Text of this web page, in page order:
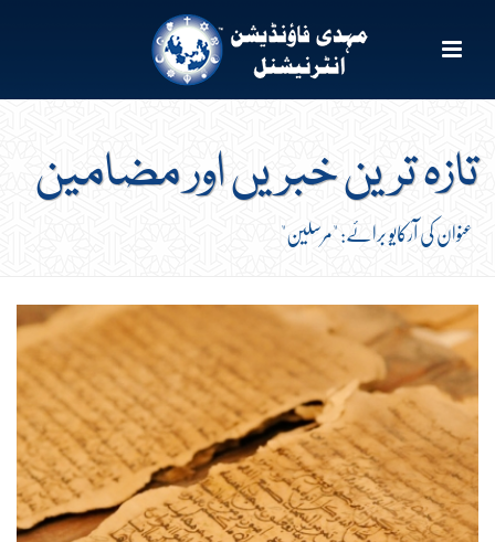
تازہ ترین خبریں اور مضامین
عنوان کی آرکایو برائے: "مرسلین"